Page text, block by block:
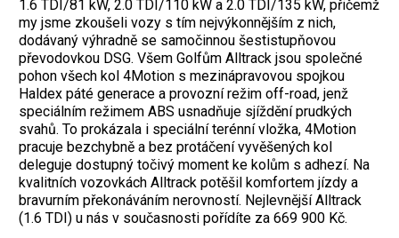
1.6 TDI/81 kW, 2.0 TDI/110 kW a 2.0 TDI/135 kW, přičemž
my jsme zkoušeli vozy s tím nejvýkonnějším z nich,
dodávaný výhradně se samočinnou šestistupňovou
převodovkou DSG. Všem Golfům Alltrack jsou společné
pohon všech kol 4Motion s mezinápravovou spojkou
Haldex páté generace a provozní režim off-road, jenž
speciálním režimem ABS usnadňuje sjíždění prudkých
svahů. To prokázala i speciální terénní vložka, 4Motion
pracuje bezchybně a bez protáčení vyvěšených kol
deleguje dostupný točivý moment ke kolům s adhezí. Na
kvalitních vozovkách Alltrack potěšil komfortem jízdy a
bravurním překonáváním nerovností. Nejlevnější Alltrack
(1.6 TDI) u nás v současnosti pořídíte za 669 900 Kč.